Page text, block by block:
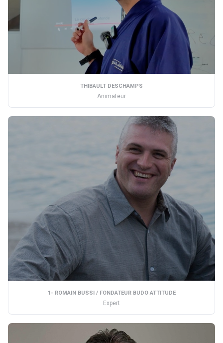
THIBAULT DESCHAMPS
Animateur
1- ROMAIN BUSSI / FONDATEUR BUDO ATTITUDE
Expert